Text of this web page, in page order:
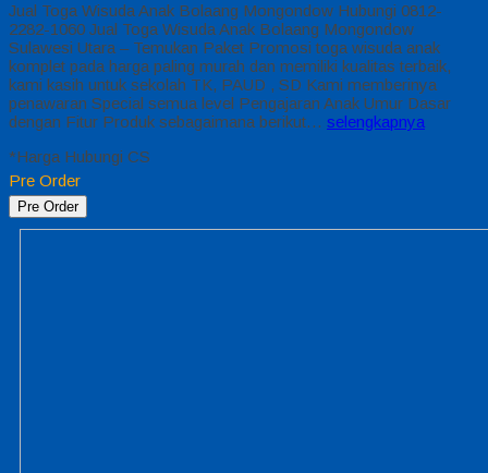
Jual Toga Wisuda Anak Bolaang Mongondow Hubungi 0812-
2282-1060 Jual Toga Wisuda Anak Bolaang Mongondow
Sulawesi Utara – Temukan Paket Promosi toga wisuda anak
komplet pada harga paling murah dan memiliki kualitas terbaik,
kami kasih untuk sekolah TK, PAUD , SD Kami memberinya
penawaran Special semua level Pengajaran Anak Umur Dasar
dengan Fitur Produk sebagaimana berikut… selengkapnya
*Harga Hubungi CS
Pre Order
Pre Order